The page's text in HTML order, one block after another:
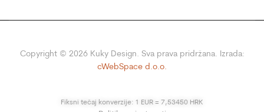
Copyright © 2026Kuky Design. Sva prava pridržana. Izrada:
cWebSpace d.o.o.
Fiksni tečaj konverzije: 1 EUR = 7,53450 HRK